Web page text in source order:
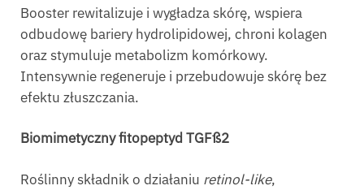
Booster rewitalizuje i wygładza skórę, wspiera
odbudowę bariery hydrolipidowej, chroni kolagen
oraz stymuluje metabolizm komórkowy.
Intensywnie regeneruje i przebudowuje skórę bez
efektu złuszczania.
Biomimetycznyfitopeptyd TGFß2
Roślinny składnik o działaniu retinol-like,